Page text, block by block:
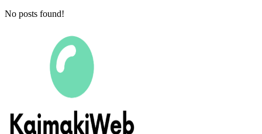
No posts found!